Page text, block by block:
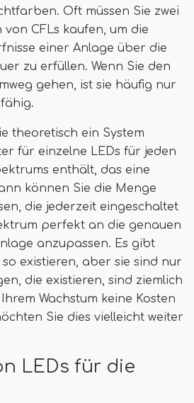
Oft müssen Sie zwei
CFLs kaufen, um die
einer Anlage über die
zu erfüllen. Wenn Sie den
gehen, ist sie häufig nur
theoretisch ein System
für einzelne LEDs für jeden
enthält, das eine
können Sie die Menge
die jederzeit eingeschaltet
perfekt an die genauen
anzupassen. Es gibt
existieren, aber sie sind nur
die existieren, sind ziemlich
Wachstum keine Kosten
Sie dies vielleicht weiter
LEDs für die